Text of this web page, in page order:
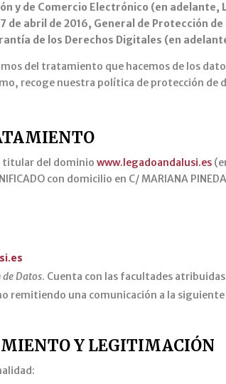
y de Comercio Electrónico (en adelante,
de abril de 2016, General de Protección
de los Derechos Digitales (en
del tratamiento que hacemos de los
recoge nuestra política de protección de
titular del dominiowww.legadoandalusi.es
con domicilio en C/ MARIANA
de Datos. Cuenta con las facultades
remitiendo una comunicación a la
Y LEGITIMACIÓN